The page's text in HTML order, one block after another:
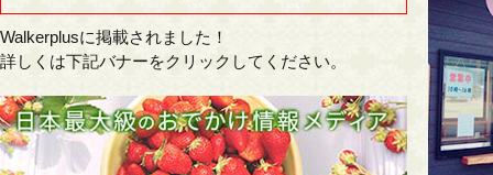
Walkerplusに掲載されました！
詳しくは下記バナーをクリックしてください。